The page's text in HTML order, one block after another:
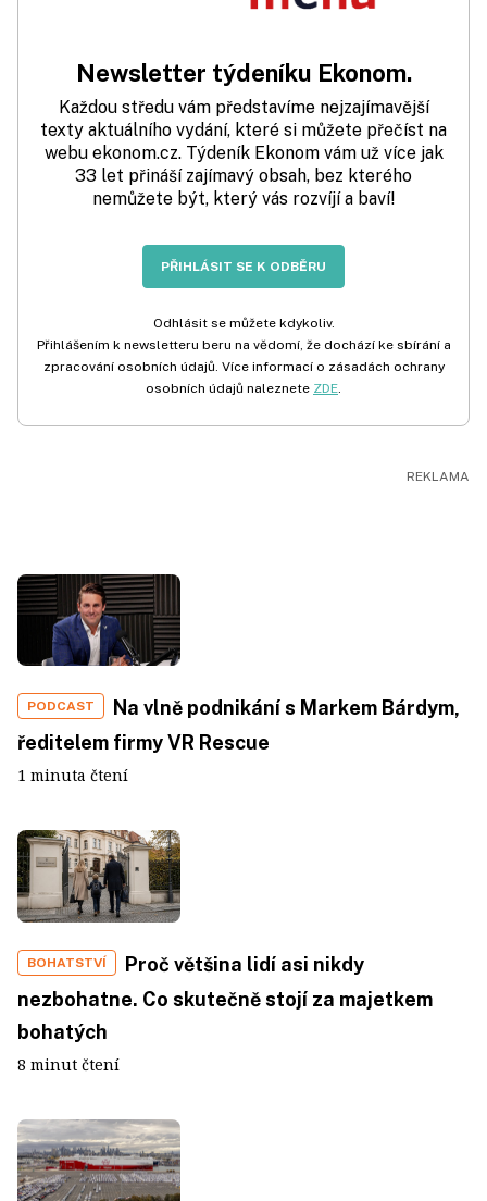
Newsletter týdeníku Ekonom.
Každou středu vám představíme nejzajímavější
texty aktuálního vydání, které si můžete přečíst na
webu ekonom.cz. Týdeník Ekonom vám už více jak
33 let přináší zajímavý obsah, bez kterého
nemůžete být, který vás rozvíjí a baví!
PŘIHLÁSIT SE K ODBĚRU
Odhlásit se můžete kdykoliv.
Přihlášením k newsletteru beru na vědomí, že dochází ke sbírání a
zpracování osobních údajů. Více informací o zásadách ochrany
osobních údajů naleznete ZDE.
PODCAST
Na vlně podnikání s Markem Bárdym,
ředitelem firmy VR Rescue
1 minuta čtení
BOHATSTVÍ
Proč většina lidí asi nikdy
nezbohatne. Co skutečně stojí za majetkem
bohatých
8 minut čtení